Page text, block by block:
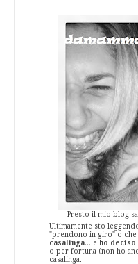
Presto il mio blog
Ultimamente sto
"prendono in giro" o
casalinga... e ho
o per fortuna (non ho
casalinga.